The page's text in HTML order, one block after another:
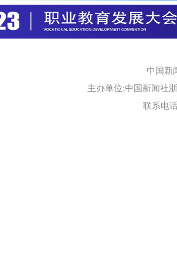
中国新
主办单位:中国新闻社
联系电